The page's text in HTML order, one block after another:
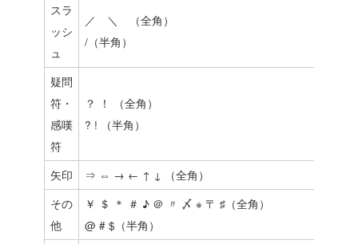
スラ
ッシ
ュ
／ ＼ （全角）
/（半角）
疑問
符・
感嘆
符
？ ！ （全角）
? ! （半角）
矢印
⇒ ⇔ → ← ↑ ↓ （全角）
その
他
￥ ＄ ＊ ＃ ♪ ＠ 〃 〆 ※ 〒 ♯（全角）
@ # $（半角）